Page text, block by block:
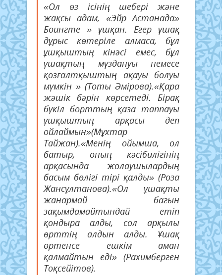
«Ол өз ісінің шебері және
жақсы адам, «Эйр Астанада»
Боингте » ұшқан. Егер ұшақ
дұрыс көтеріле алмаса, бұл
ұшқыштың кінәсі емес, бұл
ұшақтың мұздануы немесе
қозғалтқыштың ақауы болуы
мүмкін » (Тоты Әмірова).«Қара
жәшік бәрін көрсетеді. Бірақ
бүкіл борттың қаза таппауы
ұшқыштың арқасы деп
ойлаймын»(Мұхтар
Тайжан).«Менің ойымша, ол
батыр, оның кәсібилігінің
арқасында жолаушылардың
басым бөлігі тірі қалды» (Роза
Жансұлтанова).«Ол ұшақты
жанармай багын
зақымдамайтындай етіп
қондыра алды, сол арқылы
өрттің алдын алды. Ұшақ
өртенсе ешкім аман
қалмайтын еді» (Рахимберген
Тоқсейітов).